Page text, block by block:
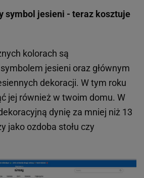
symbol jesieni - teraz kosztuje
kolorach są
jesieni oraz głównym
dekoracji. W tym roku
jej również w twoim domu. W
dynię za mniej niż 13
jako ozdoba stołu czy